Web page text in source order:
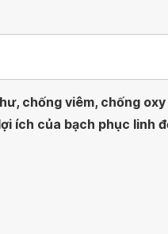
chống viêm, chống oxy
ích của bạch phục linh